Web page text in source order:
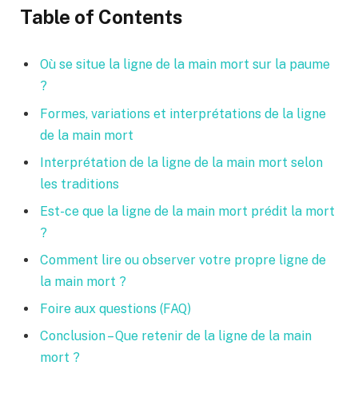
Table of Contents
Où se situe la ligne de la main mort sur la paume
?
Formes, variations et interprétations de la ligne
de la main mort
Interprétation de la ligne de la main mort selon
les traditions
Est-ce que la ligne de la main mort prédit la mort
?
Comment lire ou observer votre propre ligne de
la main mort ?
Foire aux questions (FAQ)
Conclusion – Que retenir de la ligne de la main
mort ?